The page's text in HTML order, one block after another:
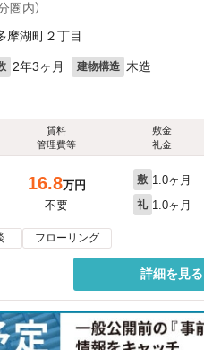
圏内）
摩湖町２丁目
2年3ヶ月 建物構造 木造
賃料
管理費等
敷金
礼金
16.8万円
不要
敷 1.0ヶ月
礼 1.0ヶ月
フローリング
詳細を見る